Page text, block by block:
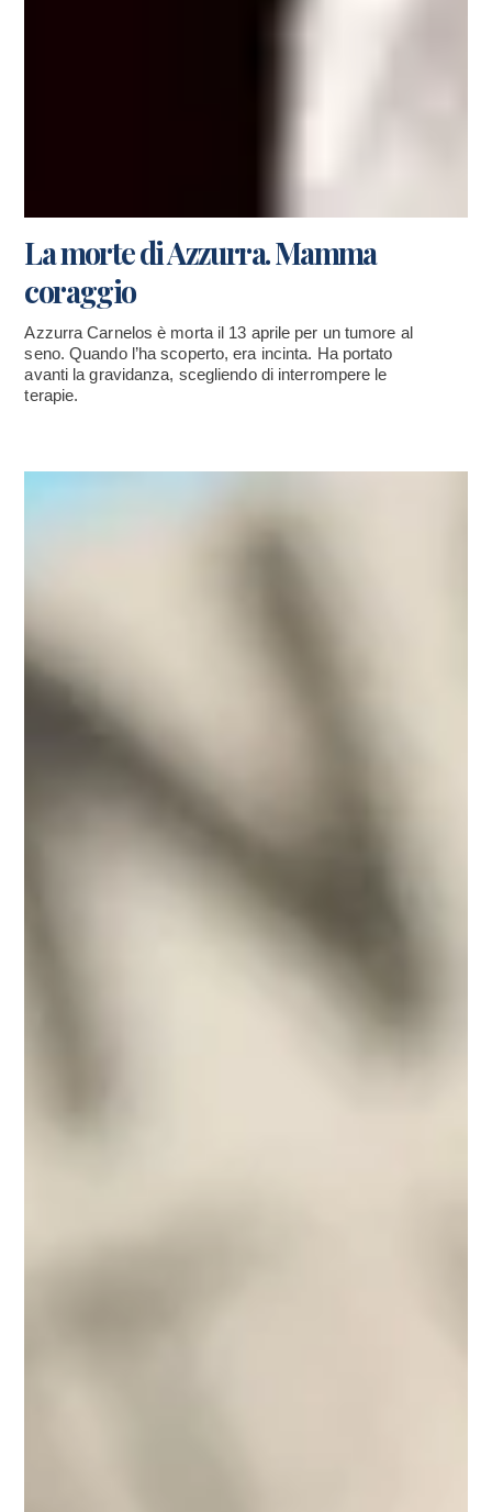
La morte di Azzurra. Mamma
coraggio
Azzurra Carnelos è morta il 13 aprile per un tumore al
seno. Quando l’ha scoperto, era incinta. Ha portato
avanti la gravidanza, scegliendo di interrompere le
terapie.